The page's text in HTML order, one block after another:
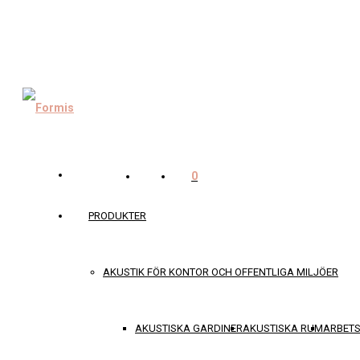
PRODUKTER
AKUSTIK FÖR KONTOR OCH OFFENTLIGA MILJÖER
AKUSTISKA GARDINERAKUSTISKA RUM
0